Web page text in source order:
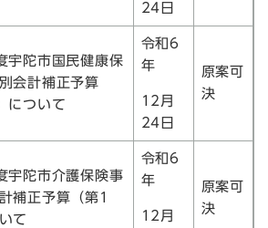
24日
宇陀市国民健康保
会計補正予算
について
令和6
年
12月
24日
原案可
決
宇陀市介護保険事
補正予算（第1
て
令和6
年
12月
原案可
決